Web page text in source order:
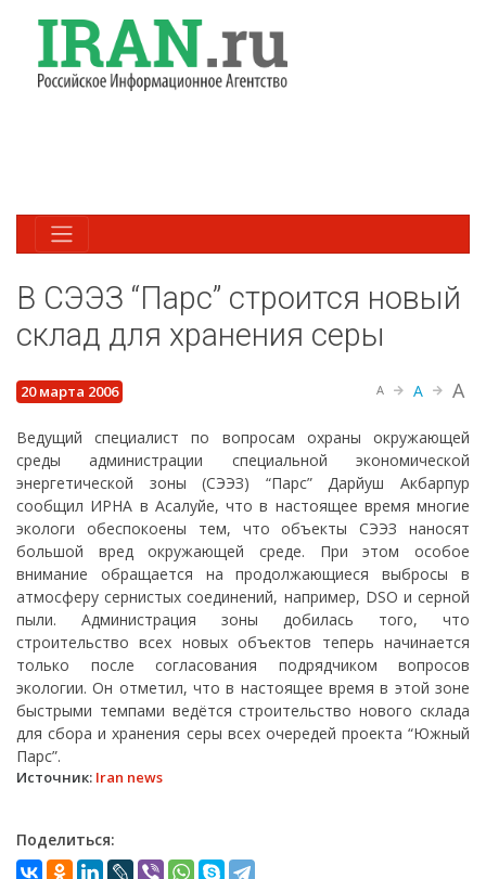
В СЭЭЗ “Парс” строится новый
склад для хранения серы
20 марта 2006 A A A
Ведущий специалист по вопросам охраны окружающей
среды администрации специальной экономической
энергетической зоны (СЭЭЗ) “Парс” Дарйуш Акбарпур
сообщил ИРНА в Асалуйе, что в настоящее время многие
экологи обеспокоены тем, что объекты СЭЭЗ наносят
большой вред окружающей среде. При этом особое
внимание обращается на продолжающиеся выбросы в
атмосферу сернистых соединений, например, DSO и серной
пыли. Администрация зоны добилась того, что
строительство всех новых объектов теперь начинается
только после согласования подрядчиком вопросов
экологии. Он отметил, что в настоящее время в этой зоне
быстрыми темпами ведётся строительство нового склада
для сбора и хранения серы всех очередей проекта “Южный
Парс”.
Источник: Iran news
Поделиться: